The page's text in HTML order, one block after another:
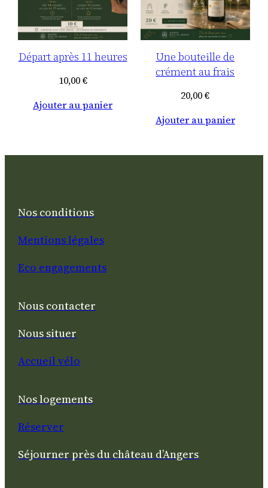
Départ après 11 heures
10,00€
Ajouter au panier
Une bouteille de
crément au frais
20,00€
Ajouter au panier
Nos conditions
Mentions légales
Eco engagements
Nous contacter
Nous situer
Accueil vélo
Nos logements
Réserver
Séjourner près du château d’Angers